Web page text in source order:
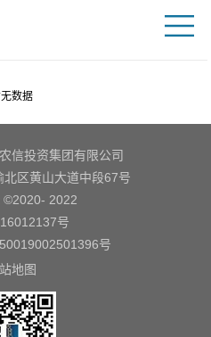
数据
信投资集团有限公司
区黄山大道中段67号
©2020- 2022
号
号
地图